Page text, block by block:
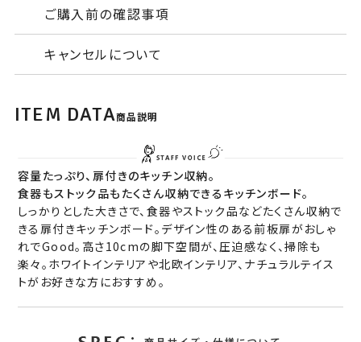
ご購入前の確認事項
キャンセルについて
ITEM DATA商品説明
容量たっぷり、扉付きのキッチン収納。
食器もストック品もたくさん収納できるキッチンボード。
しっかりとした大きさで、食器やストック品などたくさん収納で
きる扉付きキッチンボード。デザイン性のある前板扉がおしゃ
れでGood。高さ10cmの脚下空間が、圧迫感なく、掃除も
楽々。ホワイトインテリアや北欧インテリア、ナチュラルテイス
トがお好きな方におすすめ。